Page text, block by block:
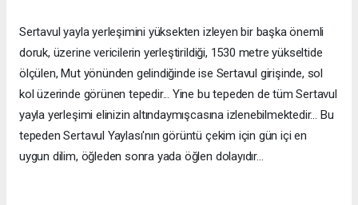
Sertavul yayla yerleşimini yüksekten izleyen bir başka önemli
doruk, üzerine vericilerin yerleştirildiği, 1530 metre yükseltide
ölçülen, Mut yönünden gelindiğinde ise Sertavul girişinde, sol
kol üzerinde görünen tepedir... Yine bu tepeden de tüm Sertavul
yayla yerleşimi elinizin altındaymışcasına izlenebilmektedir... Bu
tepeden Sertavul Yaylası'nın görüntü çekim için gün içi en
uygun dilim, öğleden sonra yada öğlen dolayıdır...